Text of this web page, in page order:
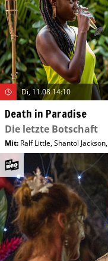
Di, 11.08 14:10
Death in Paradise
Die letzte Botschaft
Mit: Ralf Little,Shantol Jackson,